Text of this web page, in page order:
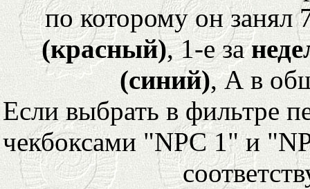
по которому он
(красный), 1-е за
(синий), А в
Если выбрать в фильтре
чекбоксами "NPC 1" и